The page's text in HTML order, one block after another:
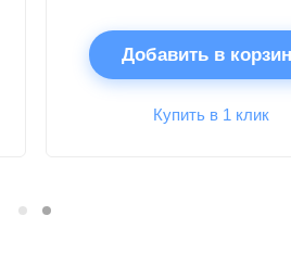
Добавить в
Купить в 1 клик